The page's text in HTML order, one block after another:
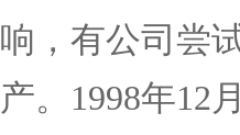
响，有公司尝
产。 1998年12